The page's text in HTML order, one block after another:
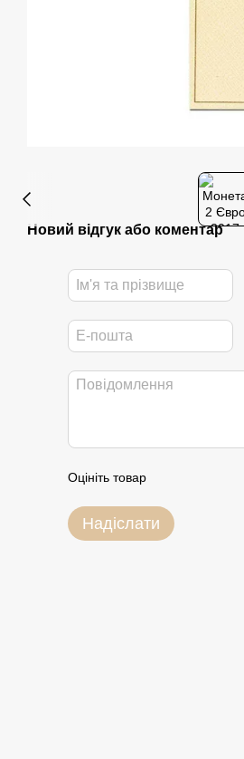
Новий відгук або коментар
Оцініть товар
Надіслати